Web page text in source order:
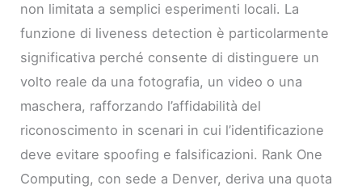
non limitata a semplici esperimenti locali. La
funzione di liveness detection è particolarmente
significativa perché consente di distinguere un
volto reale da una fotografia, un video o una
maschera, rafforzando l’affidabilità del
riconoscimento in scenari in cui l’identificazione
deve evitare spoofing e falsificazioni. Rank One
Computing, con sede a Denver, deriva una quota